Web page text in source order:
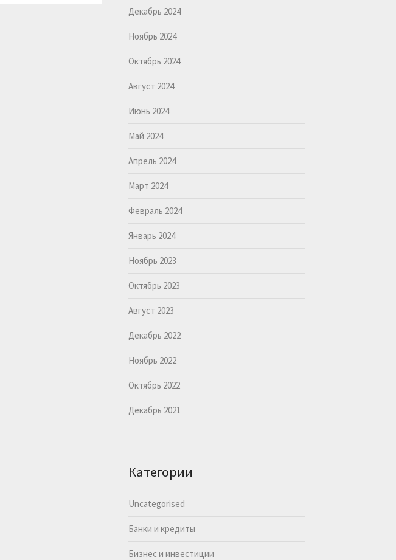
Декабрь 2024
Ноябрь 2024
Октябрь 2024
Август 2024
Июнь 2024
Май 2024
Апрель 2024
Март 2024
Февраль 2024
Январь 2024
Ноябрь 2023
Октябрь 2023
Август 2023
Декабрь 2022
Ноябрь 2022
Октябрь 2022
Декабрь 2021
Категории
Uncategorised
Банки и кредиты
Бизнес и инвестиции